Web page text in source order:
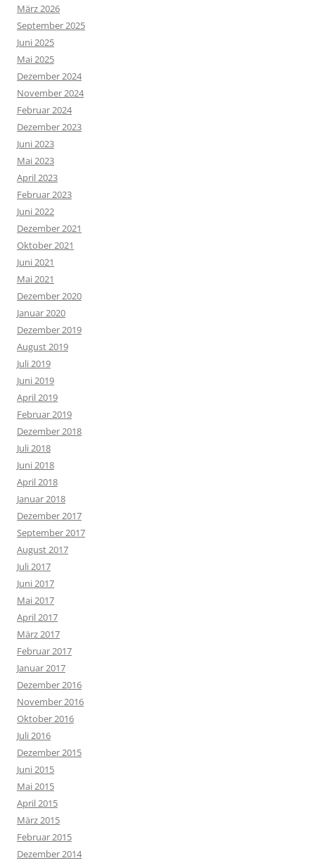
März 2026
September 2025
Juni 2025
Mai 2025
Dezember 2024
November 2024
Februar 2024
Dezember 2023
Juni 2023
Mai 2023
April 2023
Februar 2023
Juni 2022
Dezember 2021
Oktober 2021
Juni 2021
Mai 2021
Dezember 2020
Januar 2020
Dezember 2019
August 2019
Juli 2019
Juni 2019
April 2019
Februar 2019
Dezember 2018
Juli 2018
Juni 2018
April 2018
Januar 2018
Dezember 2017
September 2017
August 2017
Juli 2017
Juni 2017
Mai 2017
April 2017
März 2017
Februar 2017
Januar 2017
Dezember 2016
November 2016
Oktober 2016
Juli 2016
Dezember 2015
Juni 2015
Mai 2015
April 2015
März 2015
Februar 2015
Dezember 2014